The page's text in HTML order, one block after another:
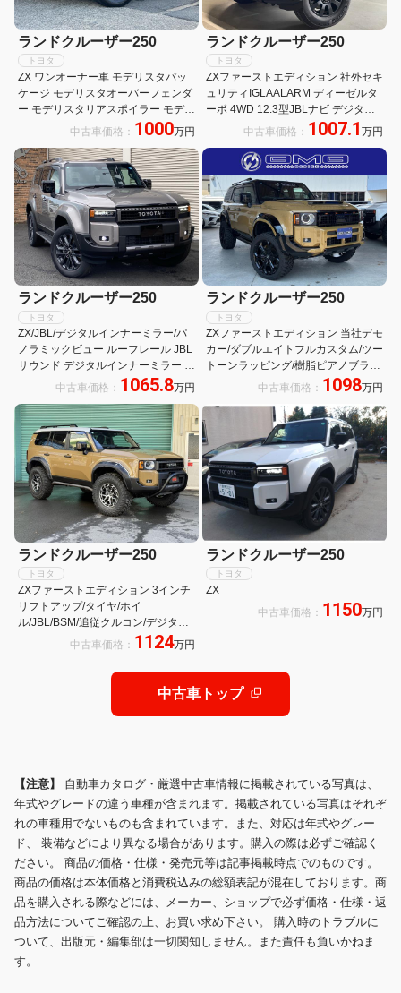
ランドクルーザー250
トヨタ
ZX ワンオーナー車 モデリスタパッ
ケージ モデリスタオーバーフェンダ
ー モデリスタリアスポイラー モデリ
スタシグネチャーイルミ マットフラ
取説 保証書 スペアキー有り
中古車価格： 1000万円
ランドクルーザー250
トヨタ
ZXファーストエディション 社外セキ
ュリティIGLAALARM ディーゼルタ
ーボ 4WD 12.3型JBLナビ デジタル
ミラー 丸目ヘッド サンルーフ ETC
中古車価格： 1007.1 万円
ランドクルーザー250
トヨタ
ZX/JBL/デジタルインナーミラー/パ
ノラミックビュー ルーフレール JBL
サウンド デジタルインナーミラー パ
ノラミックビューモニター パワーバ
ブラウンレザー 置くだけ充電 パドル
シフト 電動デフロック サイドバイザ
ー
中古車価格： 1065.8万円
ランドクルーザー250
トヨタ
ZXファーストエディション 当社デモ
カー/ダブルエイトフルカスタム/ツー
トーンラッピング/樹脂ピアノブラッ
ク塗装/2インチリフトアップ/オリジ
イドステップ/レーベンハート22イン
チAW特注カラー
中古車価格： 1098万円
ランドクルーザー250
トヨタ
ZXファーストエディション 3インチ
リフトアップ/タイヤ/ホイ
ル/JBL/BSM/追従クルコン/デジタル
インナーミラー/ヘッドアップディス
ンチレーション/シートヒーター/カー
中古車価格： 1124万円
ランドクルーザー250
トヨタ
ZX
中古車価格： 1150万円
中古車トップ
【注意】 自動車カタログ・厳選中古車情報に掲載されている写真は、
年式やグレードの違う車種が含まれます。掲載されている写真はそれぞ
れの車種用でないものも含まれています。また、対応は年式やグレー
ド、 装備などにより異なる場合があります。購入の際は必ずご確認く
ださい。 商品の価格・仕様・発売元等は記事掲載時点でのものです。
商品の価格は本体価格と消費税込みの総額表記が混在しております。商
品を購入される際などには、メーカー、ショップで必ず価格・仕様・返
品方法についてご確認の上、お買い求め下さい。 購入時のトラブルに
ついて、出版元・編集部は一切関知しません。また責任も負いかねま
す。